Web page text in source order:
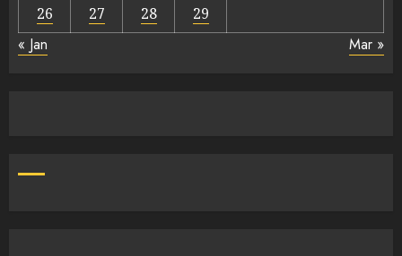
26
27 28 29
« Jan Mar »